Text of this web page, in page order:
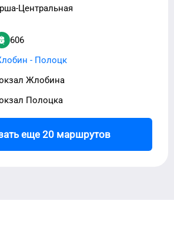
Центральная
606
- Полоцк
Жлобина
Полоцка
еще 20 маршрутов